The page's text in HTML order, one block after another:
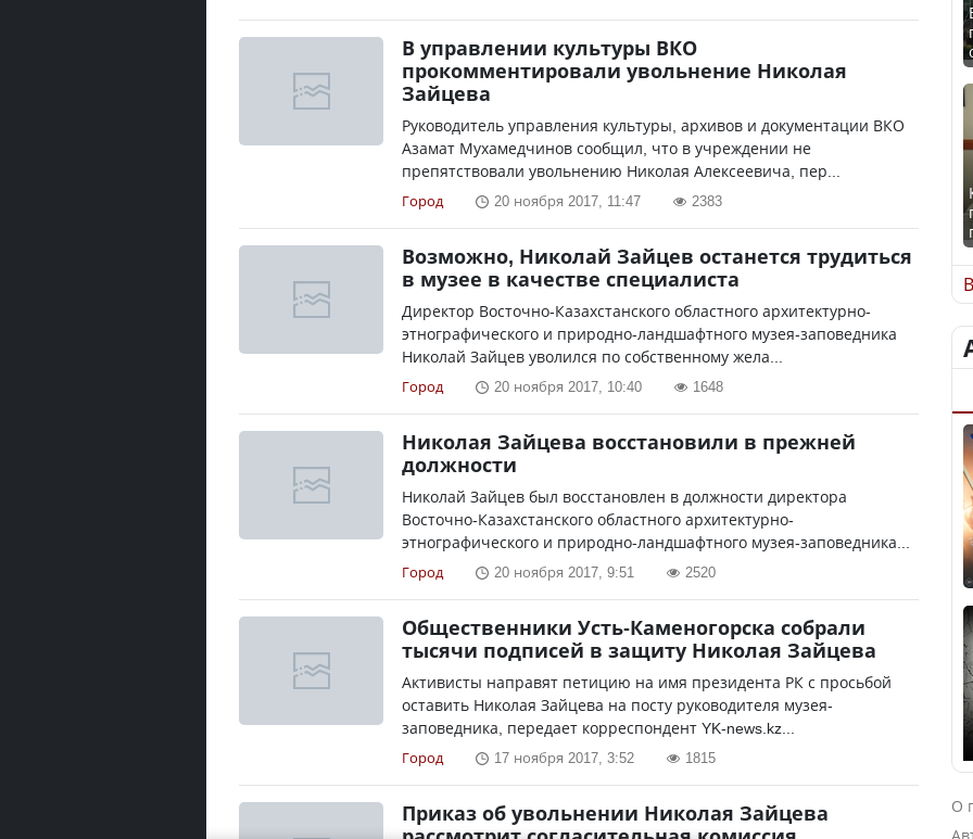
В управлении культуры ВКО
прокомментировали увольнение Николая
Зайцева
Руководитель управления культуры, архивов и документации ВКО
Азамат Мухамедчинов сообщил, что в учреждении не
препятствовали увольнению Николая Алексеевича, пер...
Город 20 ноября 2017, 11:47 2383
Возможно, Николай Зайцев останется трудиться
в музее в качестве специалиста
Директор Восточно-Казахстанского областного архитектурно-
этнографического и природно-ландшафтного музея-заповедника
Николай Зайцев уволился по собственному жела...
Город 20 ноября 2017, 10:40 1648
Николая Зайцева восстановили в прежней
должности
Николай Зайцев был восстановлен в должности директора
Восточно-Казахстанского областного архитектурно-
этнографического и природно-ландшафтного музея-заповедника...
Город 20 ноября 2017, 9:51 2520
Общественники Усть-Каменогорска собрали
тысячи подписей в защиту Николая Зайцева
Активисты направят петицию на имя президента РК с просьбой
оставить Николая Зайцева на посту руководителя музея-
заповедника, передает корреспондент YK-news.kz...
Город 17 ноября 2017, 3:52 1815
Приказ об увольнении Николая Зайцева
О